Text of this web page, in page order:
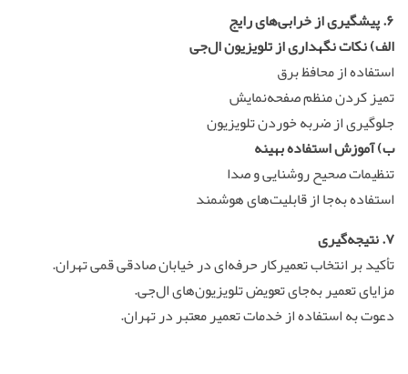
۶. پیشگیری از خرابی‌های رایج
الف) نکات نگهداری از تلویزیون ال‌جی
استفاده از محافظ برق
تمیز کردن منظم صفحه‌نمایش
جلوگیری از ضربه خوردن تلویزیون
ب) آموزش استفاده بهینه
تنظیمات صحیح روشنایی و صدا
استفاده به‌جا از قابلیت‌های هوشمند
۷. نتیجه‌گیری
تأکید بر انتخاب تعمیرکار حرفه‌ای در خیابان صادقی قمی تهران.
مزایای تعمیر به‌جای تعویض تلویزیون‌های ال‌جی.
دعوت به استفاده از خدمات تعمیر معتبر در تهران.